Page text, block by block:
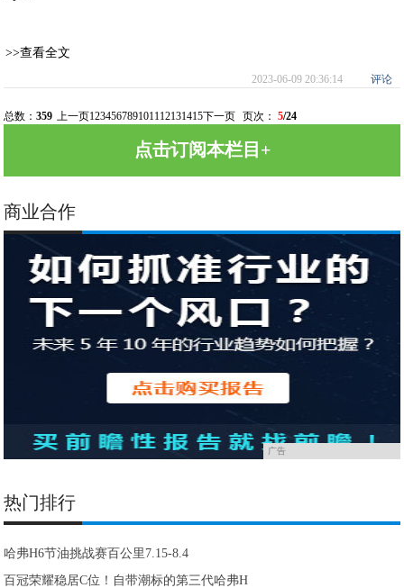
>>查看全文
2023-06-09 20:36:14 评论
总数：359 上一页123456789101112131415下一页 页次：5/24
点击订阅本栏目+
商业合作
广告
热门排行
哈弗H6节油挑战赛百公里7.15-8.4
百冠荣耀稳居C位！自带潮标的第三代哈弗H